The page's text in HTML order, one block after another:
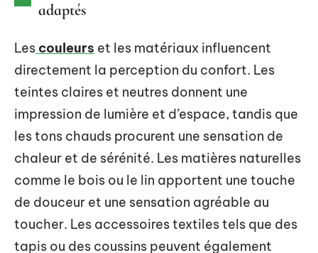
adaptés
Les couleurs et les matériaux influencent
directement la perception du confort. Les
teintes claires et neutres donnent une
impression de lumière et d’espace, tandis que
les tons chauds procurent une sensation de
chaleur et de sérénité. Les matières naturelles
comme le bois ou le lin apportent une touche
de douceur et une sensation agréable au
toucher. Les accessoires textiles tels que des
tapis ou des coussins peuvent également